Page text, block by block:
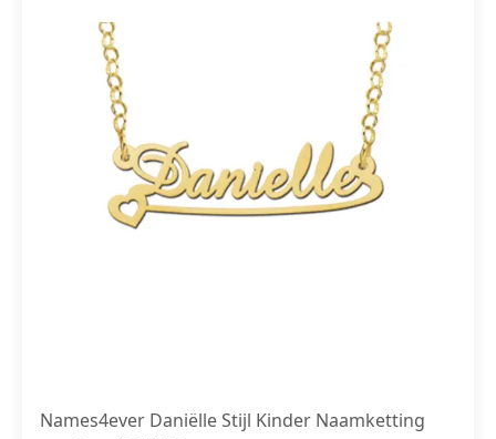
Names4ever Daniëlle Stijl Kinder Naamketting